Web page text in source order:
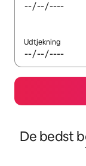
Udtjekning
De bedst